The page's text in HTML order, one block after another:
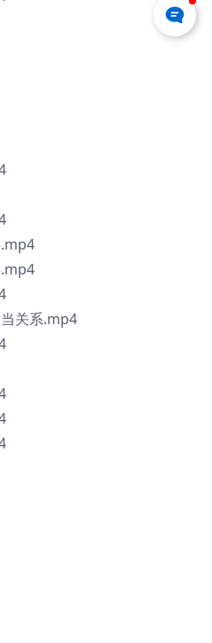
关系.mp4